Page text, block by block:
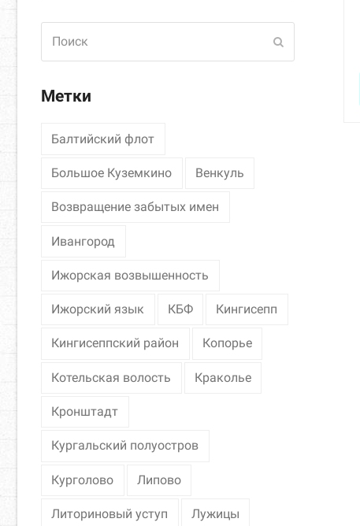
Метки
Балтийский флот
Большое Куземкино Венкуль
Возвращение забытых имен
Ивангород
Ижорская возвышенность
Ижорский язык КБФ Кингисепп
Кингисеппский район Копорье
Котельская волость Краколье
Кронштадт
Кургальский полуостров
Курголово Липово
Литориновый уступ Лужицы